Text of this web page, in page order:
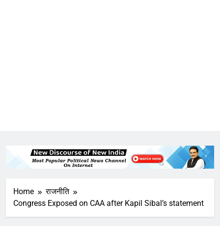
Home
राजनीति
Congress Exposed on CAA after Kapil Sibal’s statement